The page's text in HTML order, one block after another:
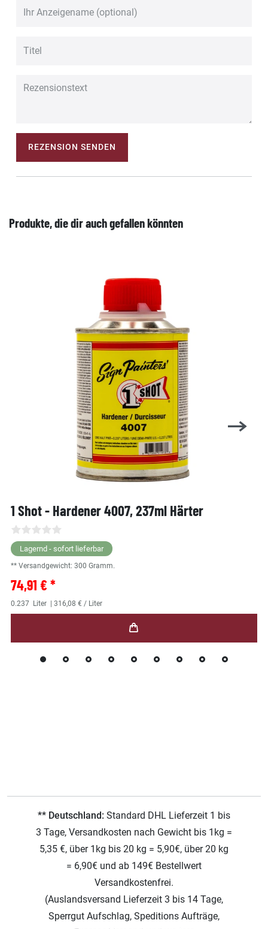
REZENSION SENDEN
Produkte, die dir auch gefallen könnten
1 Shot - Hardener 4007, 237ml Härter
Lagernd - sofort lieferbar
** Versandgewicht: 300 Gramm.
74,91 € *
0.237 Liter | 316,08 € / Liter
** Deutschland: Standard DHL Lieferzeit 1 bis
3 Tage, Versandkosten nach Gewicht bis 1kg =
5,35 €, über 1kg bis 20 kg = 5,90€, über 20 kg
= 6,90€ und ab 149€ Bestellwert
Versandkostenfrei.
(Auslandsversand Lieferzeit 3 bis 14 Tage,
Sperrgut Aufschlag, Speditions Aufträge,